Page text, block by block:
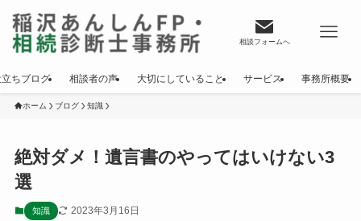
相談フォームへ
ちブログ 相談者の声 大切にしていること サービス 事務所概要
ホーム ブログ 知識
絶対ダメ！遺言書のやってはいけない3
選
知識 2023年3月16日